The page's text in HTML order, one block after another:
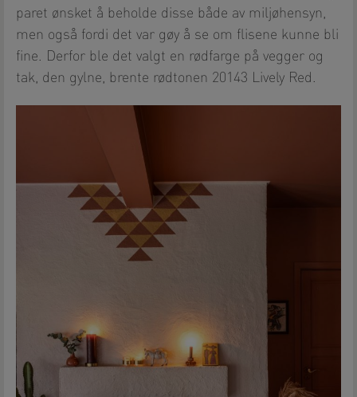
paret ønsket å beholde disse både av miljøhensyn,
men også fordi det var gøy å se om flisene kunne bli
fine. Derfor ble det valgt en rødfarge på vegger og
tak, den gylne, brente rødtonen 20143 Lively Red.